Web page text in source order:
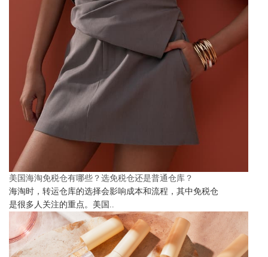
美国海淘免税仓有哪些？选免税仓还是普通仓库？
海淘时，转运仓库的选择会影响成本和流程，其中免税仓
是很多人关注的重点。美国..